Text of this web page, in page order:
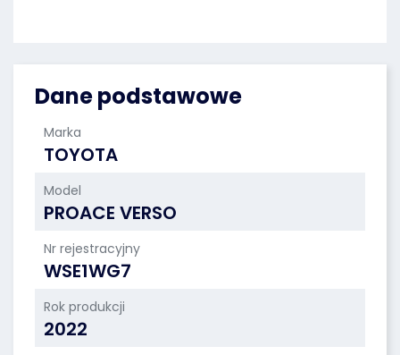
Dane podstawowe
Marka
TOYOTA
Model
PROACE VERSO
Nr rejestracyjny
WSE1WG7
Rok produkcji
2022